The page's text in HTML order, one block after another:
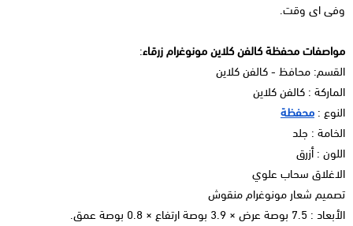
وفى اى وقت.
مواصفات محفظة كالفن كلاين مونوغرام زرقاء:
القسم: محافظ - كالفن كلاين
الماركة : كالفن كلاين
النوع : محفظة
الخامة : جلد
اللون : أزرق
الاغلاق سحاب علوي
تصميم شعار مونوغرام منقوش
الأبعاد : 7.5 بوصة عرض × 3.9 بوصة ارتفاع × 0.8 بوصة عمق.